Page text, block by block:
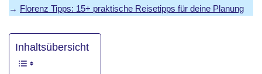
→ Florenz Tipps: 15+ praktische Reisetipps für deine Planung
Inhaltsübersicht